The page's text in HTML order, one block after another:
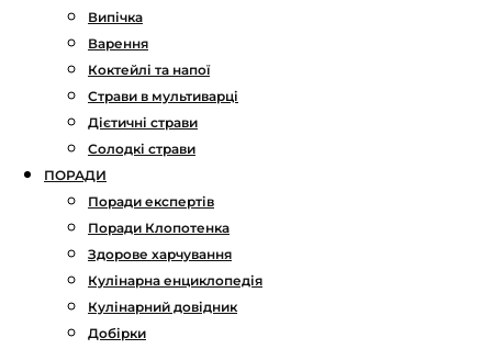
Випічка
Варення
Коктейлі та напої
Страви в мультиварці
Дієтичні страви
Солодкі страви
ПОРАДИ
Поради експертів
Поради Клопотенка
Здорове харчування
Кулінарна енциклопедія
Кулінарний довідник
Добірки